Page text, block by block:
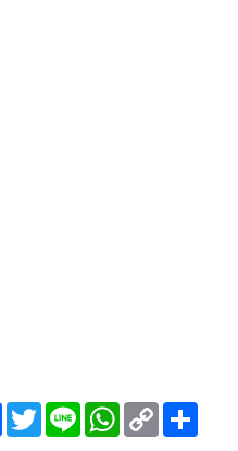
Facebook
TwitterLine WhatsApp
Copy
Link
分